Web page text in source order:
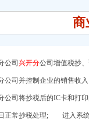
商
公司 兴开分公司增值税抄
公司并控制企业的销售收入
公司将抄税后的IC卡和打
正常抄税处理; 进入系